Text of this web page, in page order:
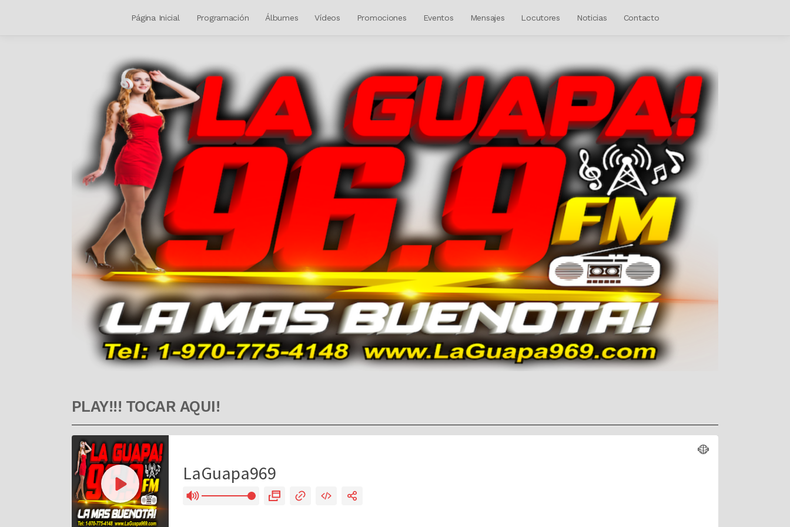
Página Inicial Programación Álbumes Vídeos Promociones Eventos Mensajes Locutores Noticias Contacto
PLAY!!! TOCAR AQUI!